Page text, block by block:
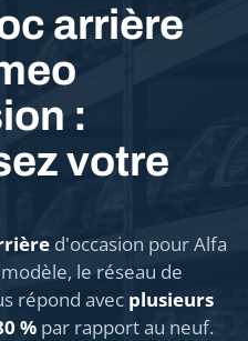
arrière
:
votre
d'occasion pour Alfa
le réseau de
répond avec plusieurs
% par rapport au neuf.